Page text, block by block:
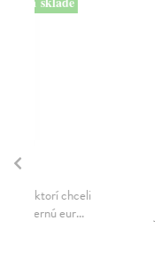
Město a
Ty jsi to byla, kdo
jeho nejisté zdi –